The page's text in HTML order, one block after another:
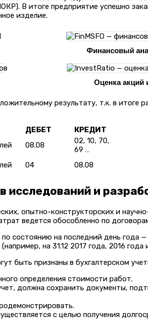
В итоге предприятие успешно
изделие.
Финансовый
Оценка акций
результату, т.к. в итоге
ДЕБЕТ
КРЕДИТ
08.08
02, 10, 70,
69 …
04 08.08
исследований и
опытно-конструкторских и
ведется обособленно по
состоянию на последний день
на 31.12 2017 года, 2016
быть признаны в бухгалтерском
определения стоимости работ.
должна сохранить документы,
с целью получения